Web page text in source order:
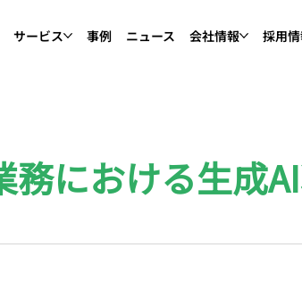
サービス 事例 ニュース 会社情報 採用
務における生成